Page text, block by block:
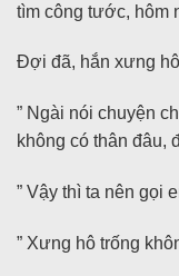
tìm công tước, hôm
Đợi đã, hắn xưng
” Ngài nói chuyện
không có thân đâu,
” Vậy thì ta nên gọi
” Xưng hô trống